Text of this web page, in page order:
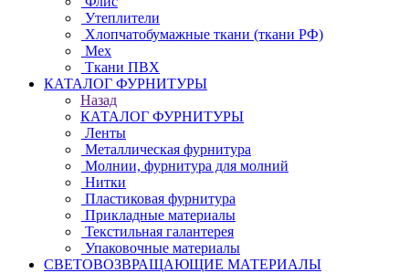
Утеплители
Хлопчатобумажные ткани (ткани РФ)
Мех
Ткани ПВХ
КАТАЛОГ ФУРНИТУРЫ
Назад
КАТАЛОГ ФУРНИТУРЫ
Ленты
Металлическая фурнитура
Молнии, фурнитура для молний
Нитки
Пластиковая фурнитура
Прикладные материалы
Текстильная галантерея
Упаковочные материалы
СВЕТОВОЗВРАЩАЮЩИЕ МАТЕРИАЛЫ